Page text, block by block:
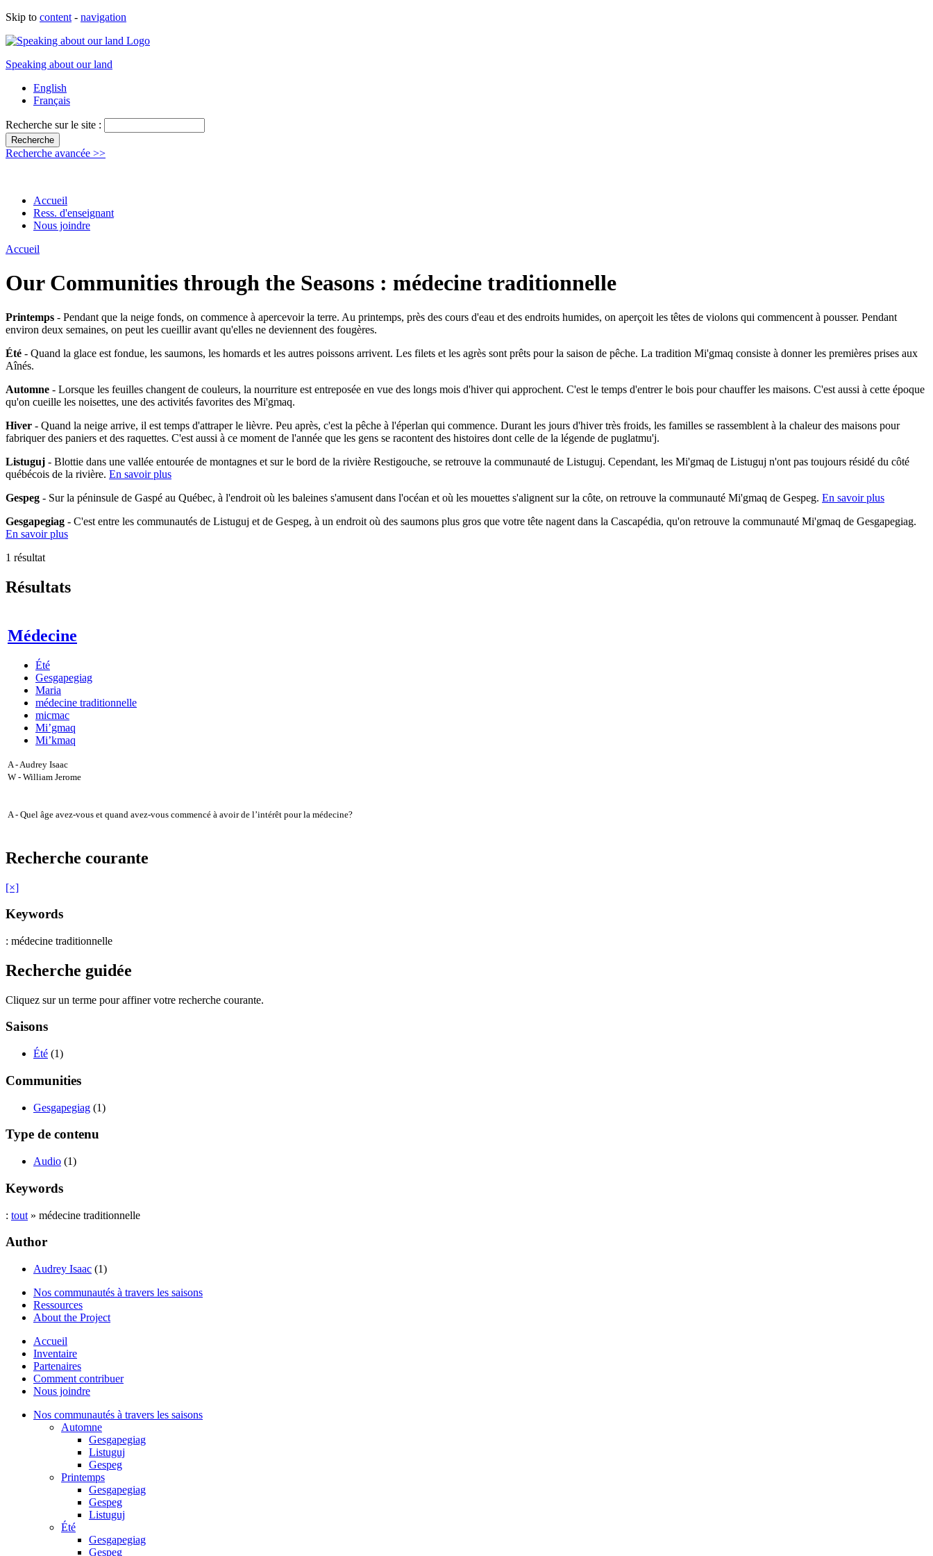
Skip to content - navigation
Speaking about our land
English
Français
Recherche sur le site :
Recherche avancée >>
Accueil
Ress. d'enseignant
Nous joindre
Accueil
Our Communities through the Seasons : médecine traditionnelle
Printemps - Pendant que la neige fonds, on commence à apercevoir la terre. Au printemps, près des cours d'eau et des endroits humides, on aperçoit les têtes de violons qui commencent à pousser. Pendant
environ deux semaines, on peut les cueillir avant qu'elles ne deviennent des fougères.
Été - Quand la glace est fondue, les saumons, les homards et les autres poissons arrivent. Les filets et les agrès sont prêts pour la saison de pêche. La tradition Mi'gmaq consiste à donner les premières prises aux
Aînés.
Automne - Lorsque les feuilles changent de couleurs, la nourriture est entreposée en vue des longs mois d'hiver qui approchent. C'est le temps d'entrer le bois pour chauffer les maisons. C'est aussi à cette époque
qu'on cueille les noisettes, une des activités favorites des Mi'gmaq.
Hiver - Quand la neige arrive, il est temps d'attraper le lièvre. Peu après, c'est la pêche à l'éperlan qui commence. Durant les jours d'hiver très froids, les familles se rassemblent à la chaleur des maisons pour
fabriquer des paniers et des raquettes. C'est aussi à ce moment de l'année que les gens se racontent des histoires dont celle de la légende de puglatmu'j.
Listuguj - Blottie dans une vallée entourée de montagnes et sur le bord de la rivière Restigouche, se retrouve la communauté de Listuguj. Cependant, les Mi'gmaq de Listuguj n'ont pas toujours résidé du côté
québécois de la rivière. En savoir plus
Gespeg - Sur la péninsule de Gaspé au Québec, à l'endroit où les baleines s'amusent dans l'océan et où les mouettes s'alignent sur la côte, on retrouve la communauté Mi'gmaq de Gespeg. En savoir plus
Gesgapegiag - C'est entre les communautés de Listuguj et de Gespeg, à un endroit où des saumons plus gros que votre tête nagent dans la Cascapédia, qu'on retrouve la communauté Mi'gmaq de Gesgapegiag.
En savoir plus
1 résultat
Résultats
Médecine
Été
Gesgapegiag
Maria
médecine traditionnelle
micmac
Mi’gmaq
Mi’kmaq
A - Audrey Isaac
W - William Jerome
A - Quel âge avez-vous et quand avez-vous commencé à avoir de l’intérêt pour la médecine?
Recherche courante
[×]
Keywords
: médecine traditionnelle
Recherche guidée
Cliquez sur un terme pour affiner votre recherche courante.
Saisons
Été (1)
Communities
Gesgapegiag (1)
Type de contenu
Audio (1)
Keywords
: tout » médecine traditionnelle
Author
Audrey Isaac (1)
Nos communautés à travers les saisons
Ressources
About the Project
Accueil
Inventaire
Partenaires
Comment contribuer
Nous joindre
Nos communautés à travers les saisons
Automne
Gesgapegiag
Listuguj
Gespeg
Printemps
Gesgapegiag
Gespeg
Listuguj
Été
Gesgapegiag
Gespeg